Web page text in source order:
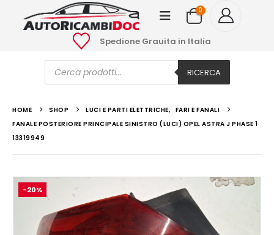
0
Spedione Grauita in Italia
Ricerca
prodotti RICERCA
HOME SHOP LUCI E PARTI ELETTRICHE, FARI E FANALI
FANALE POSTERIORE PRINCIPALE SINISTRO (LUCI) OPEL ASTRA J PHASE 1
13319949
-20%